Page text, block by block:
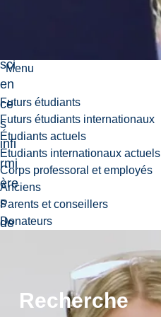
Menu
Futurs étudiants
Futurs étudiants internationaux
Étudiants actuels
Etudiants internationaux actuels
Corps professoral et employés
Anciens
Parents et conseillers
Donateurs
Recherche
sci
en
ce
s
infi
rmi
ère
s
de